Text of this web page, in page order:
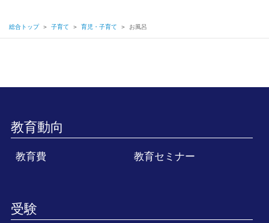
総合トップ ＞ 子育て ＞ 育児・子育て ＞ お風呂
教育動向
教育費 教育セミナー
受験